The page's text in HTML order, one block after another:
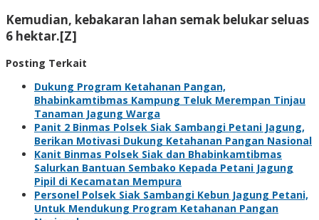
Kemudian, kebakaran lahan semak belukar seluas
6 hektar.[Z]
Posting Terkait
Dukung Program Ketahanan Pangan,
Bhabinkamtibmas Kampung Teluk Merempan Tinjau
Tanaman Jagung Warga
Panit 2 Binmas Polsek Siak Sambangi Petani Jagung,
Berikan Motivasi Dukung Ketahanan Pangan Nasional
Kanit Binmas Polsek Siak dan Bhabinkamtibmas
Salurkan Bantuan Sembako Kepada Petani Jagung
Pipil di Kecamatan Mempura
Personel Polsek Siak Sambangi Kebun Jagung Petani,
Untuk Mendukung Program Ketahanan Pangan